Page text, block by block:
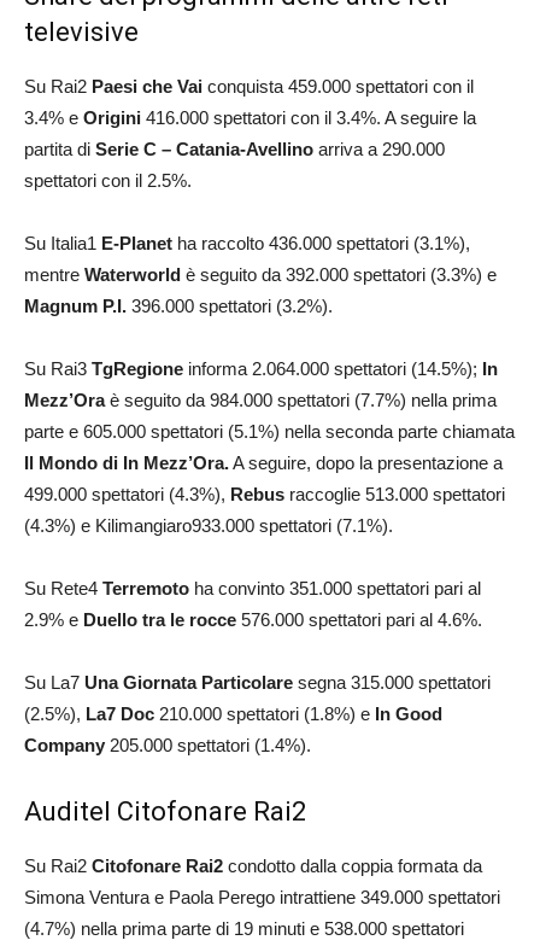
televisive
Su Rai2 Paesi che Vai conquista 459.000 spettatori con il
3.4% e Origini 416.000 spettatori con il 3.4%. A seguire la
partita di Serie C – Catania-Avellino arriva a 290.000
spettatori con il 2.5%.
Su Italia1 E-Planet ha raccolto 436.000 spettatori (3.1%),
mentre Waterworld è seguito da 392.000 spettatori (3.3%) e
Magnum P.I. 396.000 spettatori (3.2%).
Su Rai3 TgRegione informa 2.064.000 spettatori (14.5%); In
Mezz’Oraè seguito da 984.000 spettatori (7.7%) nella prima
parte e 605.000 spettatori (5.1%) nella seconda parte chiamata
Il Mondo di In Mezz’Ora.A seguire, dopo la presentazione a
499.000 spettatori (4.3%), Rebus raccoglie 513.000 spettatori
(4.3%) e Kilimangiaro933.000 spettatori (7.1%).
Su Rete4 Terremoto ha convinto 351.000 spettatori pari al
2.9% e Duello tra le rocce 576.000 spettatori pari al 4.6%.
Su La7 Una Giornata Particolare segna 315.000 spettatori
(2.5%), La7 Doc 210.000 spettatori (1.8%) e In Good
Company 205.000 spettatori (1.4%).
Auditel Citofonare Rai2
Su Rai2 Citofonare Rai2 condotto dalla coppia formata da
Simona Ventura e Paola Perego intrattiene 349.000 spettatori
(4.7%) nella prima parte di 19 minuti e 538.000 spettatori